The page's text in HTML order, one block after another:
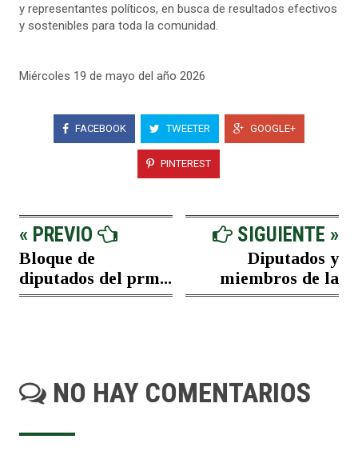
y representantes políticos, en busca de resultados efectivos
y sostenibles para toda la comunidad.
Miércoles 19 de mayo del año 2026
FACEBOOK TWEETER GOOGLE+
PINTEREST
« PREVIO
Bloque de
diputados del prm...
SIGUIENTE »
Diputados y
miembros de la
NO HAY COMENTARIOS